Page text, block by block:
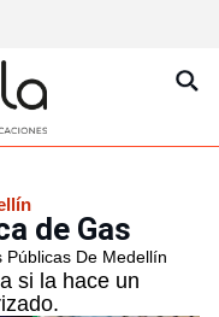
de Gas
Públicas De Medellín
si la hace un